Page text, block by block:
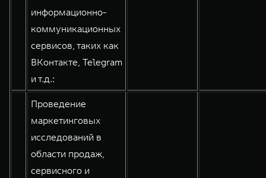
информационно-
коммуникационных
сервисов, таких как
ВКонтакте, Telegram
и т.д.:
Проведение
маркетинговых
исследований в
области продаж,
сервисного и